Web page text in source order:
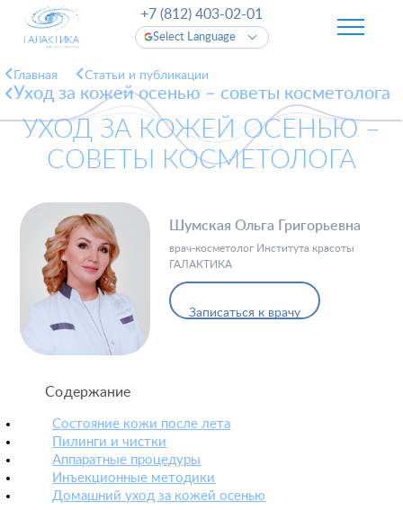
Select Language
+7 (812) 403-02-01
Главная Cтатьи и публикации
Уход за кожей осенью – советы косметолога
УХОД ЗА КОЖЕЙ ОСЕНЬЮ –
СОВЕТЫ КОСМЕТОЛОГА
Шумская Ольга Григорьевна
врач-косметолог Института красоты
ГАЛАКТИКА
Записаться к врачу
Содержание
Состояние кожи после лета
Пилинги и чистки
Аппаратные процедуры
Инъекционные методики
Домашний уход за кожей осенью